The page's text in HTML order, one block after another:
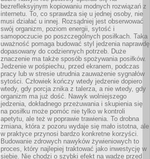
bezrefleksyjnym kopiowaniu modnych rozwiązań z
internetu. To, co sprawdza się u jednej osoby, nie
musi działać u innej. Rozsądniej jest obserwować
swój organizm, poziom energii, sytość i
samopoczucie po poszczególnych posiłkach. Taka
uważność pomaga budować styl jedzenia naprawdę
dopasowany do codziennych potrzeb. Duże
znaczenie ma także sposób spożywania posiłków.
Jedzenie w pośpiechu, przed ekranem, podczas
pracy lub w stresie utrudnia zauważenie sygnałów
sytości. Człowiek kończy wtedy jedzenie dopiero
wtedy, gdy porcja znika z talerza, a nie wtedy, gdy
organizm ma już dość. Nawyk wolniejszego
jedzenia, dokładnego przeżuwania i skupienia się
na posiłku może pomóc nie tylko w kontroli
apetytu, ale też w poprawie trawienia. To drobna
zmiana, która z pozoru wydaje się mało istotna, ale
w praktyce przynosi bardzo konkretne korzyści.
Budowanie zdrowych nawyków żywieniowych to
proces, który najlepiej traktować jako inwestycję w
siebie. Nie chodzi o szybki efekt na wadze przed